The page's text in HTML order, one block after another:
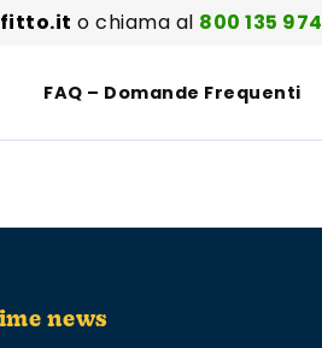
o chiama al 800 135 974
FAQ – Domande Frequenti
news